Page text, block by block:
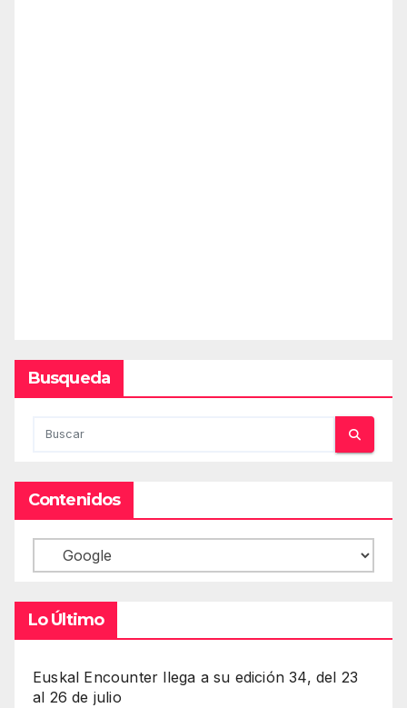
Busqueda
Contenidos
Contenidos
Lo Último
Euskal Encounter llega a su edición 34, del 23
al 26 de julio